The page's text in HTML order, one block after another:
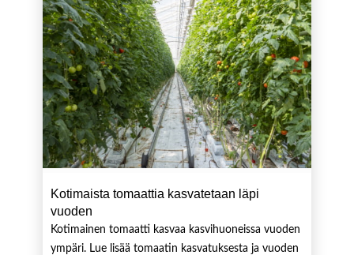
Kotimaista tomaattia kasvatetaan läpi
vuoden
Kotimainen tomaatti kasvaa kasvihuoneissa vuoden
ympäri. Lue lisää tomaatin kasvatuksesta ja vuoden